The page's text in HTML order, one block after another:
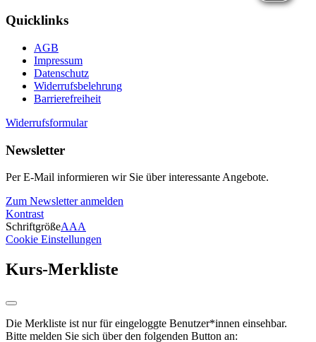
Quicklinks
AGB
Impressum
Datenschutz
Widerrufsbelehrung
Barrierefreiheit
Widerrufsformular
Newsletter
Per E-Mail informieren wir Sie über interessante Angebote.
Zum Newsletter anmelden
Kontrast
SchriftgrößeAAA
Cookie Einstellungen
Kurs-Merkliste
Die Merkliste ist nur für eingeloggte Benutzer*innen einsehbar.
Bitte melden Sie sich über den folgenden Button an: